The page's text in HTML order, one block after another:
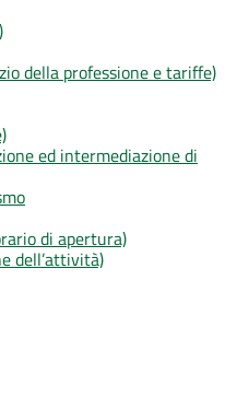
della professione e tariffe)
ed intermediazione di
di apertura)
dell’attività)